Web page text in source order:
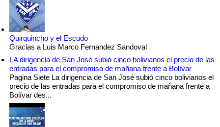
Quirquincho y el Escudo
Gracias a Luis Marco Fernandez Sandoval
LA dirigencia de San José subió cinco bolivianos el precio de las
entradas para el compromiso de mañana frente a Bolívar
Pagina Siete La dirigencia de San José subió cinco bolivianos el
precio de las entradas para el compromiso de mañana frente a
Bolívar des...